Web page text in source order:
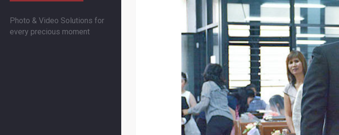
Photo & Video Solutions for
every precious moment